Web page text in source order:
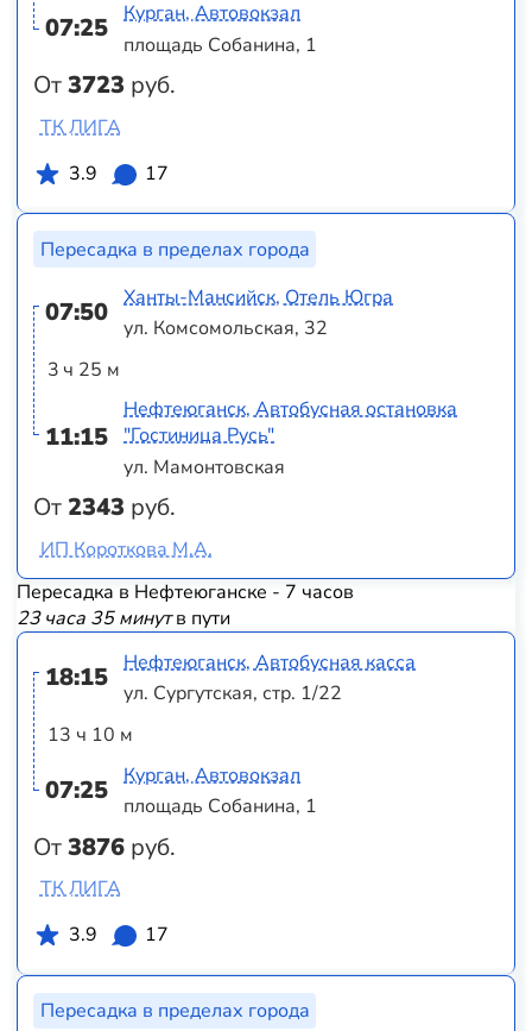
07:25
От3723 руб.
Курган, Автовокзал
площадь Собанина, 1
ТК ЛИГА
3.9
17
Пересадка в пределах города
07:50
3 ч 25 м
11:15
От2343 руб.
Ханты-Мансийск, Отель Югра
ул. Комсомольская, 32
Нефтеюганск, Автобусная остановка
"Гостиница Русь"
ул. Мамонтовская
ИП Короткова М.А.
Пересадка в Нефтеюганске - 7 часов
23 часа 35 минутв пути
18:15
13 ч 10 м
07:25
От3876 руб.
Нефтеюганск, Автобусная касса
ул. Сургутская, стр. 1/22
Курган, Автовокзал
площадь Собанина, 1
ТК ЛИГА
3.9
17
Пересадка в пределах города